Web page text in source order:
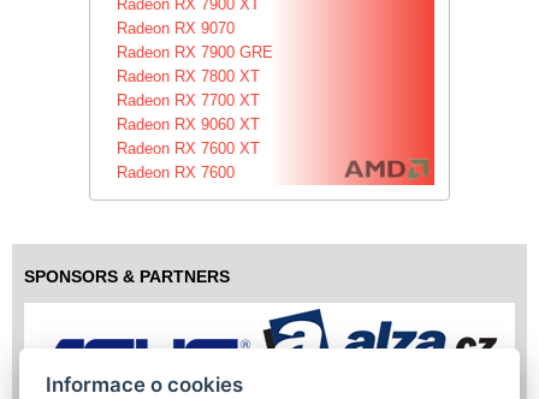
Radeon RX 7900 XT
Radeon RX 9070
Radeon RX 7900 GRE
Radeon RX 7800 XT
Radeon RX 7700 XT
Radeon RX 9060 XT
Radeon RX 7600 XT
Radeon RX 7600
SPONSORS & PARTNERS
Informace o cookies